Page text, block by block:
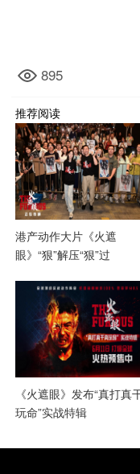
895
推荐阅读
港产动作大片《火遮
眼》“狠”解压“狠”过
《火遮眼》发布“真打真
玩命”实战特辑